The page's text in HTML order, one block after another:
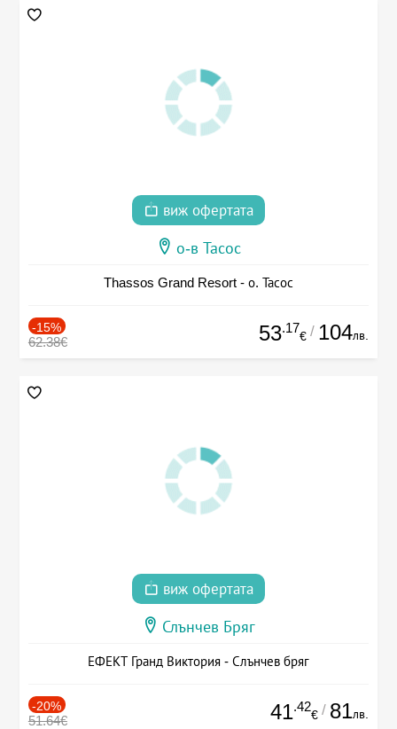
виж офертата
о-в Тасос
Thassos Grand Resort - о. Тасос
-15%
62.38€ 53.17
€ / 104лв.
виж офертата
Слънчев Бряг
ЕФЕКТ Гранд Виктория - Слънчев бряг
-20%
51.64€ 41.42
€ / 81лв.